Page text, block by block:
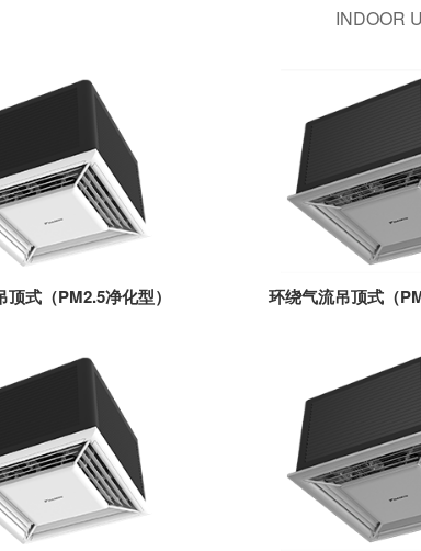
INDOOR
式（PM2.5净化型） 环绕气流吊顶式（